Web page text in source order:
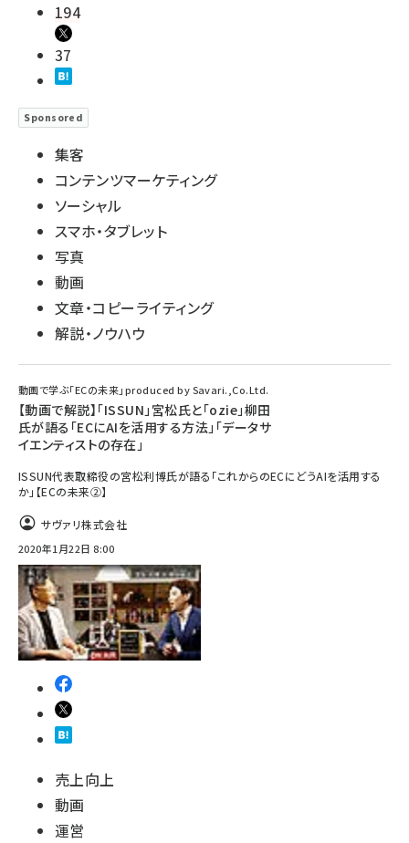
194
37
Sponsored
集客
コンテンツマーケティング
ソーシャル
スマホ・タブレット
写真
動画
文章・コピーライティング
解説・ノウハウ
動画で学ぶ「ECの未来」produced by Savari.,Co.Ltd.
【動画で解説】「ISSUN」宮松氏と「ozie」柳田
氏が語る「ECにAIを活用する方法」「データサ
イエンティストの存在」
ISSUN代表取締役の宮松利博氏が語る「これからのECにどうAIを活用する
か」【ECの未来②】
サヴァリ株式会社
2020年1月22日 8:00
売上向上
動画
運営